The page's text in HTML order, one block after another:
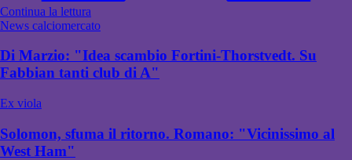
Continua la lettura
News calciomercato
Di Marzio: "Idea scambio Fortini-Thorstvedt. Su
Fabbian tanti club di A"
Ex viola
Solomon, sfuma il ritorno. Romano: "Vicinissimo al
West Ham"